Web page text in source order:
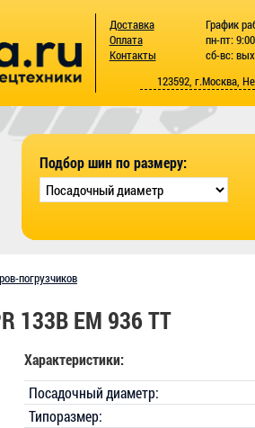
Доставка
Оплата
Контакты
График
пн-пт:
сб-вс:
123592, г.Москва,
Подбор шин по размеру:
погрузчиков
133B EM 936 TT
Характеристики:
Посадочный диаметр:
Типоразмер: